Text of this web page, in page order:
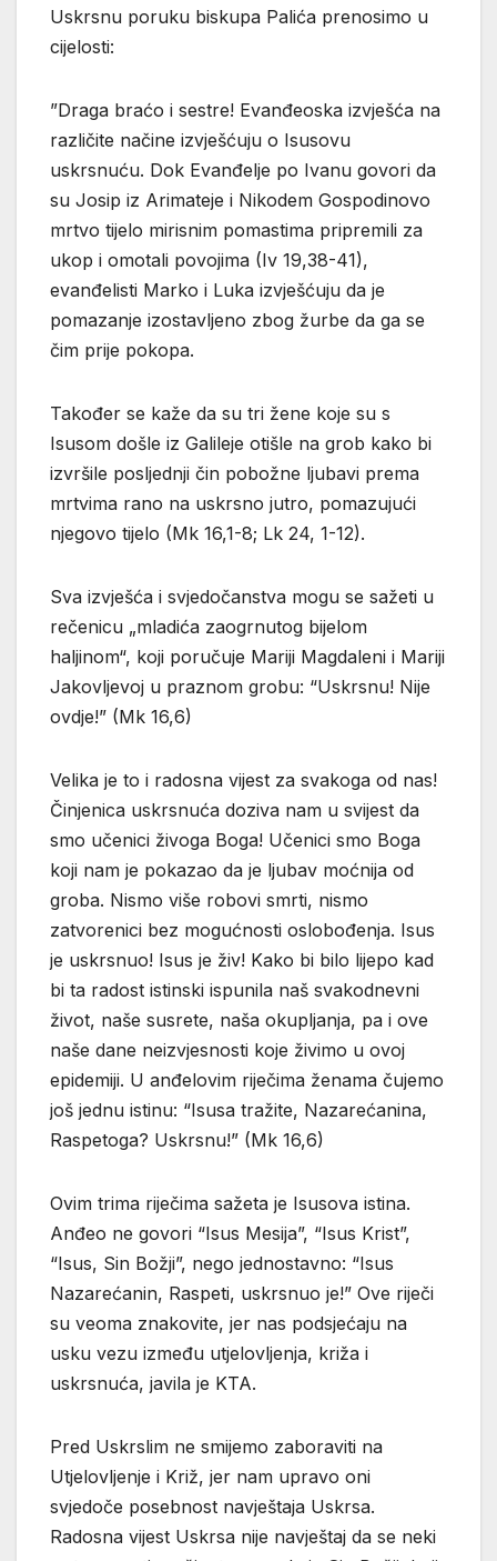
Uskrsnu poruku biskupa Palića prenosimo u
cijelosti:
”Draga braćo i sestre! Evanđeoska izvješća na
različite načine izvješćuju o Isusovu
uskrsnuću. Dok Evanđelje po Ivanu govori da
su Josip iz Arimateje i Nikodem Gospodinovo
mrtvo tijelo mirisnim pomastima pripremili za
ukop i omotali povojima (Iv 19,38-41),
evanđelisti Marko i Luka izvješćuju da je
pomazanje izostavljeno zbog žurbe da ga se
čim prije pokopa.
Također se kaže da su tri žene koje su s
Isusom došle iz Galileje otišle na grob kako bi
izvršile posljednji čin pobožne ljubavi prema
mrtvima rano na uskrsno jutro, pomazujući
njegovo tijelo (Mk 16,1-8; Lk 24, 1-12).
Sva izvješća i svjedočanstva mogu se sažeti u
rečenicu „mladića zaogrnutog bijelom
haljinom“, koji poručuje Mariji Magdaleni i Mariji
Jakovljevoj u praznom grobu: “Uskrsnu! Nije
ovdje!” (Mk 16,6)
Velika je to i radosna vijest za svakoga od nas!
Činjenica uskrsnuća doziva nam u svijest da
smo učenici živoga Boga! Učenici smo Boga
koji nam je pokazao da je ljubav moćnija od
groba. Nismo više robovi smrti, nismo
zatvorenici bez mogućnosti oslobođenja. Isus
je uskrsnuo! Isus je živ! Kako bi bilo lijepo kad
bi ta radost istinski ispunila naš svakodnevni
život, naše susrete, naša okupljanja, pa i ove
naše dane neizvjesnosti koje živimo u ovoj
epidemiji. U anđelovim riječima ženama čujemo
još jednu istinu: “Isusa tražite, Nazarećanina,
Raspetoga? Uskrsnu!” (Mk 16,6)
Ovim trima riječima sažeta je Isusova istina.
Anđeo ne govori “Isus Mesija”, “Isus Krist”,
“Isus, Sin Božji”, nego jednostavno: “Isus
Nazarećanin, Raspeti, uskrsnuo je!” Ove riječi
su veoma znakovite, jer nas podsjećaju na
usku vezu između utjelovljenja, križa i
uskrsnuća, javila je KTA.
Pred Uskrslim ne smijemo zaboraviti na
Utjelovljenje i Križ, jer nam upravo oni
svjedoče posebnost navještaja Uskrsa.
Radosna vijest Uskrsa nije navještaj da se neki